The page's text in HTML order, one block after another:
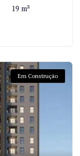
19 m²
Em Construção